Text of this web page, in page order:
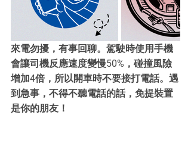
來電勿擾，有事回聊。駕駛時使用手機
會讓司機反應速度變慢50%，碰撞風險
增加4倍，所以開車時不要接打電話。遇
到急事，不得不聽電話的話，免提裝置
是你的朋友！